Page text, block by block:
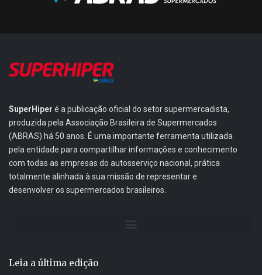
SuperHiper é a publicação oficial do setor supermercadista,
produzida pela Associação Brasileira de Supermercados
(ABRAS) há 50 anos. É uma importante ferramenta utilizada
pela entidade para compartilhar informações e conhecimento
com todas as empresas do autosserviço nacional, prática
totalmente alinhada à sua missão de representar e
desenvolver os supermercados brasileiros.
Leia a última edição